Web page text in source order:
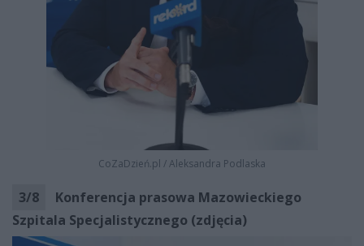
CoZaDzień.pl /Aleksandra Podlaska
3/8
Konferencja prasowa Mazowieckiego
Szpitala Specjalistycznego (zdjęcia)